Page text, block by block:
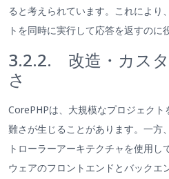
ると考えられています。これにより
トを同時に実行して応答を返すのに
3.2.2. 改造・カス
さ
CorePHPは、大規模なプロジェク
難さが生じることがあります。一方
トローラーアーキテクチャを使用し
ウェアのフロントエンドとバックエ